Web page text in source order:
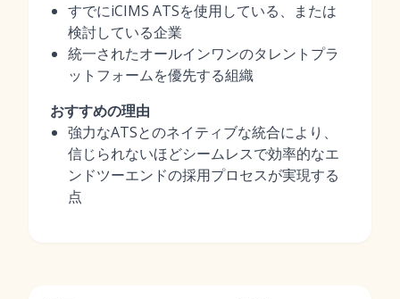
すでにiCIMS ATSを使用している、または
検討している企業
統一されたオールインワンのタレントプラ
ットフォームを優先する組織
おすすめの理由
強力なATSとのネイティブな統合により、
信じられないほどシームレスで効率的なエ
ンドツーエンドの採用プロセスが実現する
点